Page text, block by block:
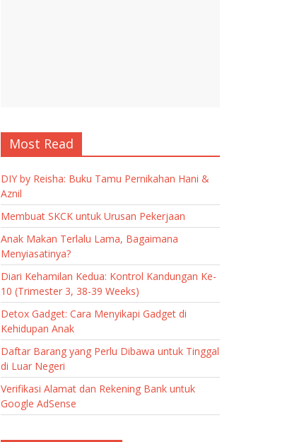
Most Read
DIY by Reisha: Buku Tamu Pernikahan Hani &
Aznil
Membuat SKCK untuk Urusan Pekerjaan
Anak Makan Terlalu Lama, Bagaimana
Menyiasatinya?
Diari Kehamilan Kedua: Kontrol Kandungan Ke-
10 (Trimester 3, 38-39 Weeks)
Detox Gadget: Cara Menyikapi Gadget di
Kehidupan Anak
Daftar Barang yang Perlu Dibawa untuk Tinggal
di Luar Negeri
Verifikasi Alamat dan Rekening Bank untuk
Google AdSense